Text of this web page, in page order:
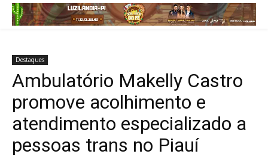
Destaques
Ambulatório Makelly Castro
promove acolhimento e
atendimento especializado a
pessoas trans no Piauí